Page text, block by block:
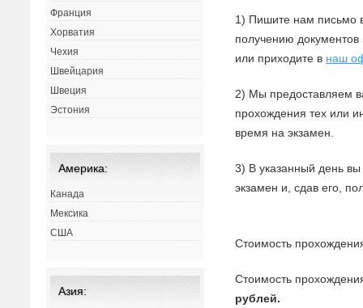
1) Пишите нам письмо
получению
или приходите в наш
2) Мы предоставляем
прохождения тех или
время на экзамен.
3) В указанный день
экзамен и, сдав его,
Стоимость
Стоимость
рублей.
Франция
Хорватия
Чехия
Швейцария
Швеция
Эстония
Америка:
Канада
Мексика
США
Азия: